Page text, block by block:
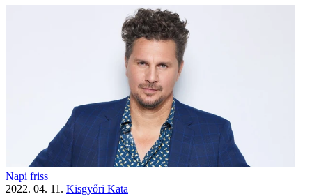
Napi friss
2022. 04. 11. Kisgyőri Kata